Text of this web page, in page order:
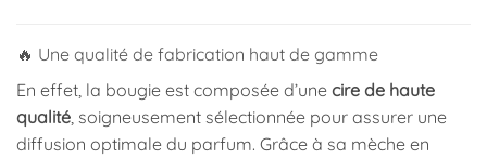
🔥 Une qualité de fabrication haut de gamme
En effet, la bougie est composée d’une cire de haute
qualité, soigneusement sélectionnée pour assurer une
diffusion optimale du parfum. Grâce à sa mèche en